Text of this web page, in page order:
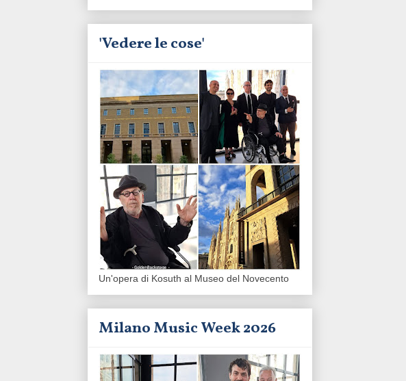
'Vedere le cose'
Un'opera di Kosuth al Museo del Novecento
Milano Music Week 2026